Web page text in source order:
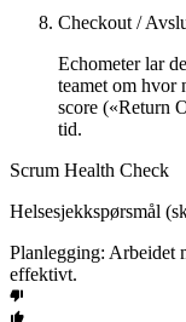
Checkout /
Echometer lar
teamet om hvor
score («Return
tid.
Scrum Health Check
Helsesjekkspørsmål
Planlegging: Arbeidet
effektivt.